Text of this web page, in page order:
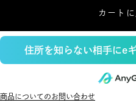
カート
住所を知らない相手にe
商品についてのお問い合わせ